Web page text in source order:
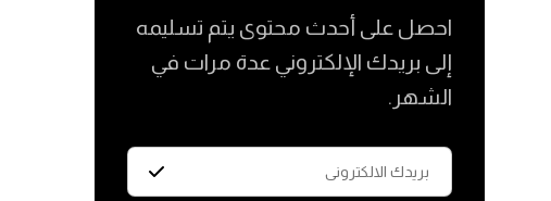
احصل على أحدث محتوى يتم تسليمه
إلى بريدك الإلكتروني عدة مرات في
الشهر.